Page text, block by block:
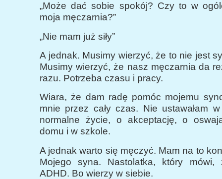
„Może dać sobie spokój? Czy to w
moja męczarnia?”
„Nie mam już siły”
A jednak. Musimy wierzyć, że to nie jest
Musimy wierzyć, że nasz męczarnia da
razu. Potrzeba czasu i pracy.
Wiara, że dam radę pomóc mojemu
mnie przez cały czas. Nie ustawałam
normalne życie, o akceptację, o
domu i w szkole.
A jednak warto się męczyć. Mam na to
Mojego syna. Nastolatka, który
ADHD. Bo wierzy w siebie.